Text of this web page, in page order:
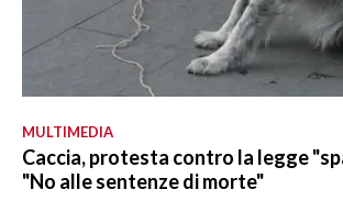
MULTIMEDIA
Caccia, protesta contro la legge
"No alle sentenze di morte"